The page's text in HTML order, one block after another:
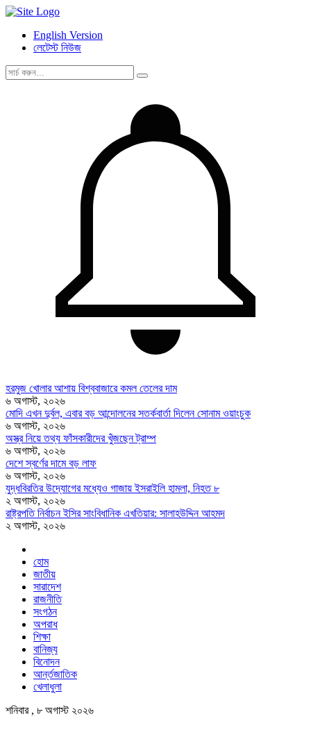
English Version
লেটেস্ট নিউজ
হরমুজ খোলার আশায় বিশ্ববাজারে কমল তেলের দাম
৬ অগাস্ট, ২০২৬
মোদি এখন দুর্বল, এবার বড় আন্দোলনের সতর্কবার্তা দিলেন সোনাম ওয়াংচুক
৬ অগাস্ট, ২০২৬
অস্ত্র নিয়ে তথ্য ফাঁসকারীদের খুঁজছেন ট্রাম্প
৬ অগাস্ট, ২০২৬
দেশে স্বর্ণের দামে বড় লাফ
৬ অগাস্ট, ২০২৬
যুদ্ধবিরতির উদ্যোগের মধ্যেও গাজায় ইসরাইলি হামলা, নিহত ৮
২ অগাস্ট, ২০২৬
রাষ্ট্রপতি নির্বাচন ইসির সাংবিধানিক এখতিয়ার: সালাহউদ্দিন আহমদ
২ অগাস্ট, ২০২৬
হোম
জাতীয়
সারাদেশ
রাজনীতি
সংগঠন
অপরাধ
শিক্ষা
বানিজ্য
বিনোদন
আর্ন্তজাতিক
খেলাধুলা
শনিবার , ৮ অগাস্ট ২০২৬